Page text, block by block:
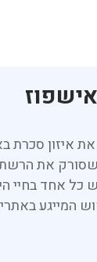
איזון סכרת
שסורק את
אחד בחיי
המייגע